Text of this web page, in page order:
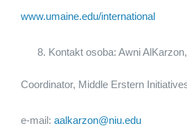
www.umaine.edu/international
Kontakt osoba: Awni
Coordinator, Middle Erstern
e-mail: aalkarzon@niu.edu